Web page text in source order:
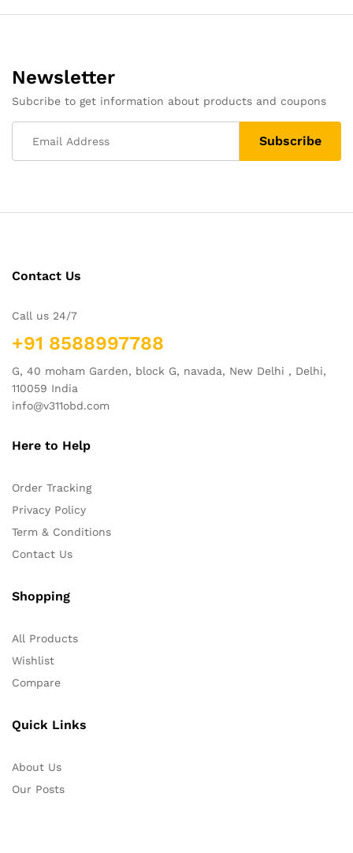
Newsletter
Subcribe to get information about products and coupons
Contact Us
Call us 24/7
+91 8588997788
G, 40 moham Garden, block G, navada, New Delhi , Delhi,
110059 India
info@v311obd.com
Here to Help
Order Tracking
Privacy Policy
Term & Conditions
Contact Us
Shopping
All Products
Wishlist
Compare
Quick Links
About Us
Our Posts